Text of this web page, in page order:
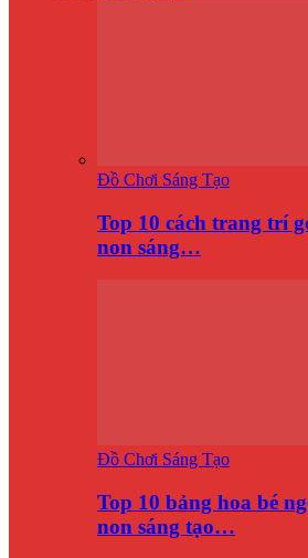
Đồ Chơi Sáng Tạo
Top 10 cách trang trí
non sáng…
Đồ Chơi Sáng Tạo
Top 10 bảng hoa bé
non sáng tạo…